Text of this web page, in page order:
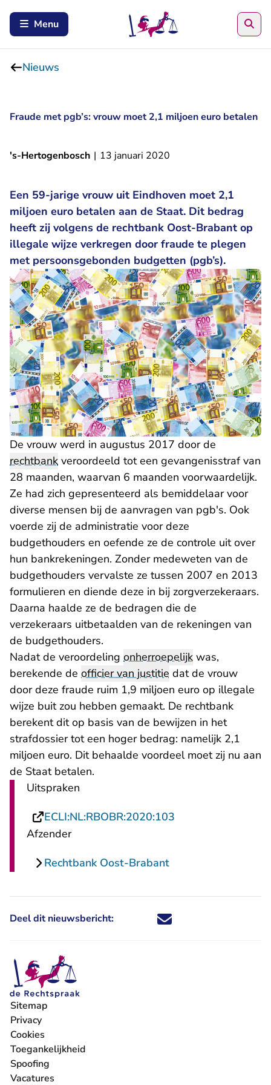
Menu
Nieuws
Fraude met pgb’s: vrouw moet 2,1 miljoen euro betalen
's-Hertogenbosch | 13 januari 2020
Een 59-jarige vrouw uit Eindhoven moet 2,1
miljoen euro betalen aan de Staat. Dit bedrag
heeft zij volgens de rechtbank Oost-Brabant op
illegale wijze verkregen door fraude te plegen
met persoonsgebonden budgetten (pgb’s).
De vrouw werd in augustus 2017 door de
rechtbank veroordeeld tot een gevangenisstraf van
28 maanden, waarvan 6 maanden voorwaardelijk.
Ze had zich gepresenteerd als bemiddelaar voor
diverse mensen bij de aanvragen van pgb's. Ook
voerde zij de administratie voor deze
budgethouders en oefende ze de controle uit over
hun bankrekeningen. Zonder medeweten van de
budgethouders vervalste ze tussen 2007 en 2013
formulieren en diende deze in bij zorgverzekeraars.
Daarna haalde ze de bedragen die de
verzekeraars uitbetaalden van de rekeningen van
de budgethouders.
Nadat de veroordeling onherroepelijk was,
berekende de officier van justitie dat de vrouw
door deze fraude ruim 1,9 miljoen euro op illegale
wijze buit zou hebben gemaakt. De rechtbank
berekent dit op basis van de bewijzen in het
strafdossier tot een hoger bedrag: namelijk 2,1
miljoen euro. Dit behaalde voordeel moet zij nu aan
de Staat betalen.
Uitspraken
ECLI:NL:RBOBR:2020:103
Afzender
Rechtbank Oost-Brabant
Deel dit nieuwsbericht: Deel dit nieuwsbericht via X -
Deel dit nieuwsbericht via
Deel dit nieuwsbericht
Deel dit
Sitemap
Privacy
Cookies
Toegankelijkheid
Spoofing
Vacatures